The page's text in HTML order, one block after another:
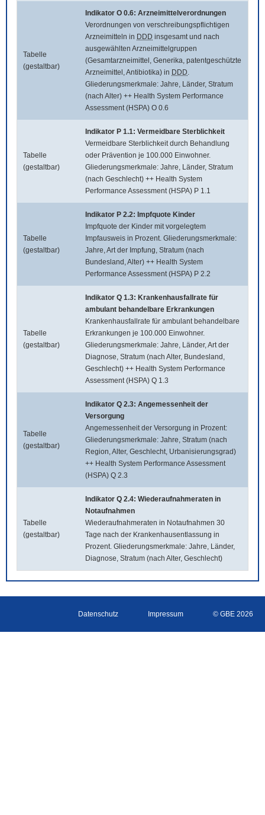
Tabelle
(gestaltbar)
Indikator O 0.6: Arzneimittelverordnungen
Verordnungen von verschreibungspflichtigen
Arzneimitteln in DDD insgesamt und nach
ausgewählten Arzneimittelgruppen
(Gesamtarzneimittel, Generika, patentgeschützte
Arzneimittel, Antibiotika) in DDD.
Gliederungsmerkmale: Jahre, Länder, Stratum
(nach Alter) ++ Health System Performance
Assessment (HSPA) O 0.6
Tabelle
(gestaltbar)
Indikator P 1.1: Vermeidbare Sterblichkeit
Vermeidbare Sterblichkeit durch Behandlung
oder Prävention je 100.000 Einwohner.
Gliederungsmerkmale: Jahre, Länder, Stratum
(nach Geschlecht) ++ Health System
Performance Assessment (HSPA) P 1.1
Tabelle
(gestaltbar)
Indikator P 2.2: Impfquote Kinder
Impfquote der Kinder mit vorgelegtem
Impfausweis in Prozent. Gliederungsmerkmale:
Jahre, Art der Impfung, Stratum (nach
Bundesland, Alter) ++ Health System
Performance Assessment (HSPA) P 2.2
Tabelle
(gestaltbar)
Indikator Q 1.3: Krankenhausfallrate für
ambulant behandelbare Erkrankungen
Krankenhausfallrate für ambulant behandelbare
Erkrankungen je 100.000 Einwohner.
Gliederungsmerkmale: Jahre, Länder, Art der
Diagnose, Stratum (nach Alter, Bundesland,
Geschlecht) ++ Health System Performance
Assessment (HSPA) Q 1.3
Tabelle
(gestaltbar)
Indikator Q 2.3: Angemessenheit der
Versorgung
Angemessenheit der Versorgung in Prozent:
Gliederungsmerkmale: Jahre, Stratum (nach
Region, Alter, Geschlecht, Urbanisierungsgrad)
++ Health System Performance Assessment
(HSPA) Q 2.3
Tabelle
(gestaltbar)
Indikator Q 2.4: Wiederaufnahmeraten in
Notaufnahmen
Wiederaufnahmeraten in Notaufnahmen 30
Tage nach der Krankenhausentlassung in
Prozent. Gliederungsmerkmale: Jahre, Länder,
Diagnose, Stratum (nach Alter, Geschlecht)
Datenschutz Impressum © GBE 2026